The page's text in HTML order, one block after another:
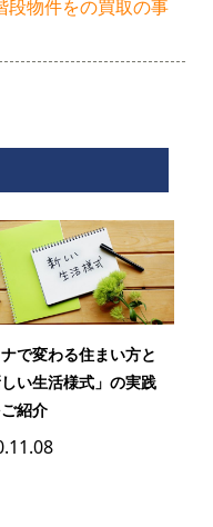
段物件をの買取の事
で変わる住まい方と
しい生活様式」の実践
紹介